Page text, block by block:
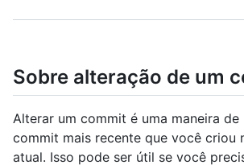
Sobre alteração de um
Alterar um commit é uma maneira
commit mais recente que você criou
atual. Isso pode ser útil se você